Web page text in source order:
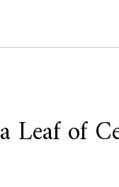
Leaf of